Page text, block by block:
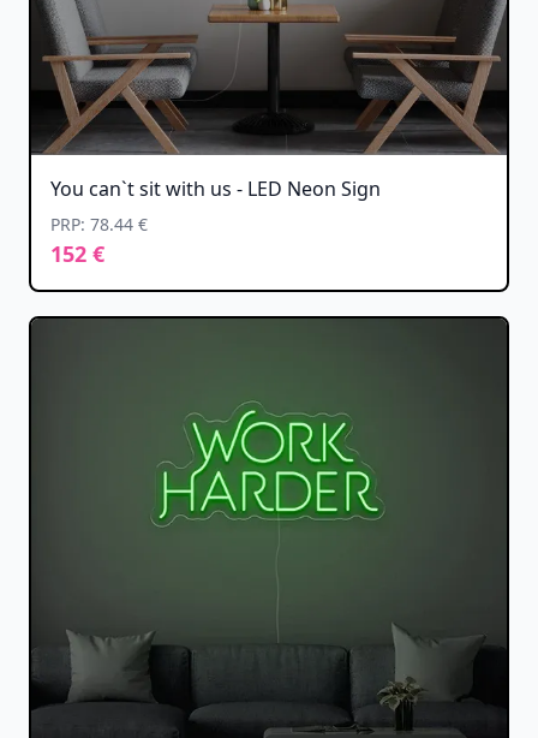
You can`t sit with us - LED Neon Sign
PRP: 78.44 €
152 €